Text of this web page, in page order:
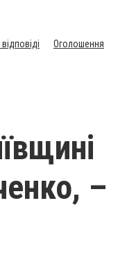
Оголошення
–